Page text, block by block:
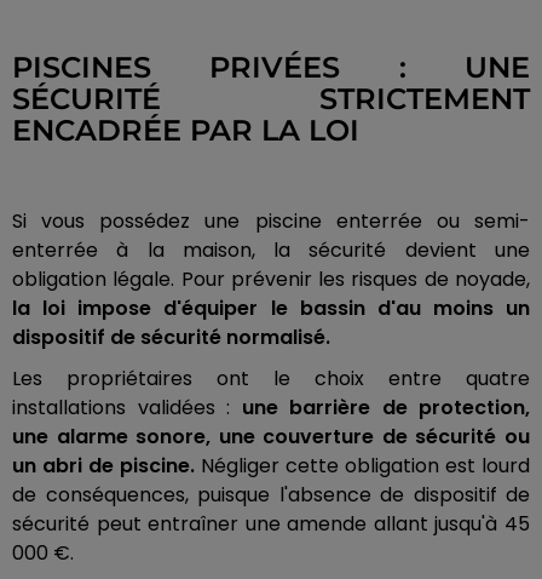
PISCINES PRIVÉES : UNE
SÉCURITÉ STRICTEMENT
ENCADRÉE PAR LA LOI
Si vous possédez une piscine enterrée ou semi-
enterrée à la maison, la sécurité devient une
obligation légale. Pour prévenir les risques de noyade,
la loi impose d'équiper le bassin d'au moins un
dispositif de sécurité normalisé.
Les propriétaires ont le choix entre quatre
installations validées : une barrière de protection,
une alarme sonore, une couverture de sécurité ou
un abri de piscine. Négliger cette obligation est lourd
de conséquences, puisque l'absence de dispositif de
sécurité peut entraîner une amende allant jusqu'à 45
000 €.